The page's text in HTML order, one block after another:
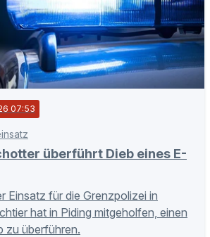
07:53
überführt Dieb eines E-
Einsatz für die Grenzpolizei in
hat in Piding mitgeholfen, einen
zu überführen.